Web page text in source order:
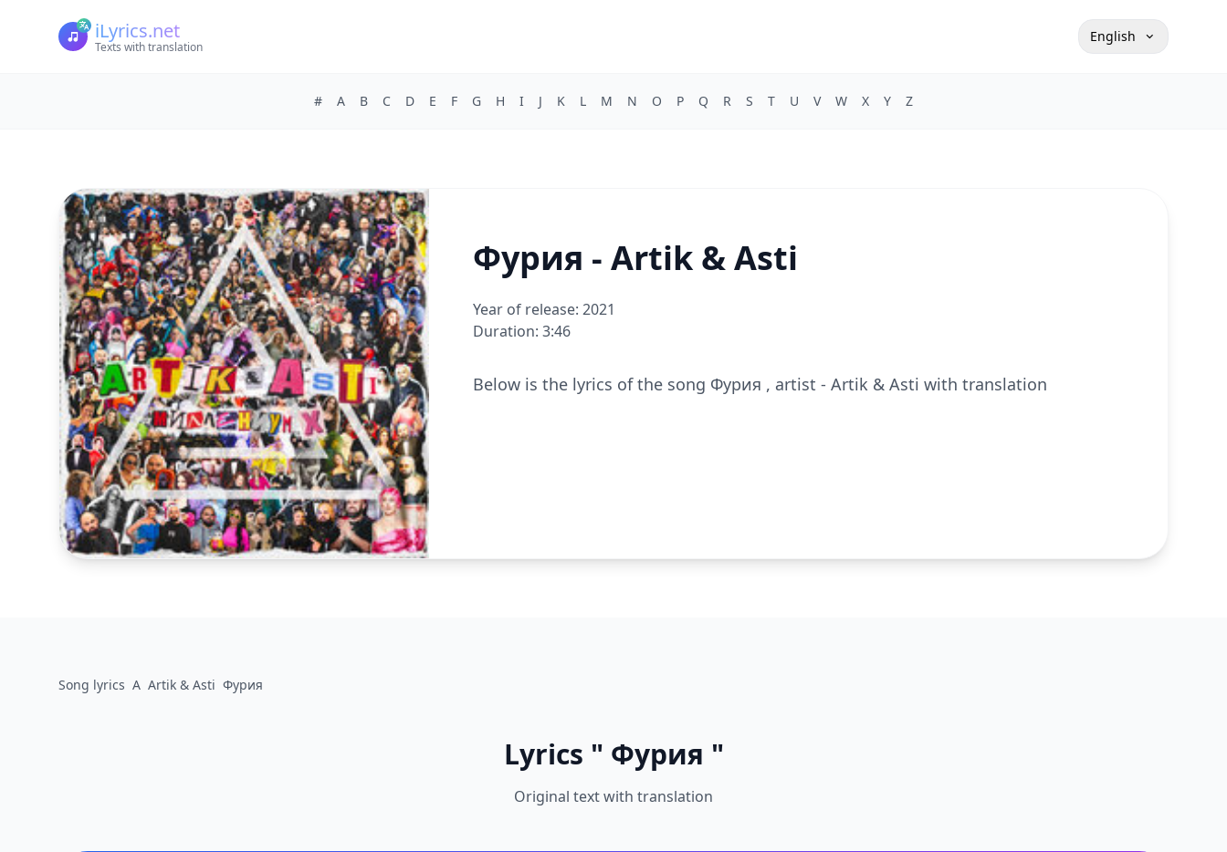
iLyrics.net
Texts with translation
English
# A B C D E F G H I J K L M N O P Q R S T U V W X Y Z
Фурия - Artik & Asti
Year of release: 2021
Duration: 3:46
Below is the lyrics of the song Фурия , artist - Artik & Asti with translation
Song lyrics A Artik & Asti Фурия
Lyrics " Фурия "
Original text with translation